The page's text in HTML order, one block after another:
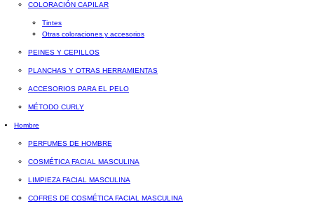
COLORACIÓN CAPILAR
Tintes
Otras coloraciones y accesorios
PEINES Y CEPILLOS
PLANCHAS Y OTRAS HERRAMIENTAS
ACCESORIOS PARA EL PELO
MÉTODO CURLY
Hombre
PERFUMES DE HOMBRE
COSMÉTICA FACIAL MASCULINA
LIMPIEZA FACIAL MASCULINA
COFRES DE COSMÉTICA FACIAL MASCULINA